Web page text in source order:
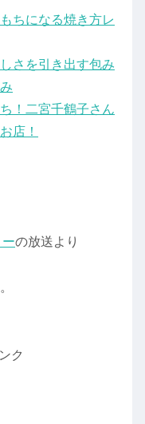
ちになる焼き方レ
さを引き出す包み
！二宮千鶴子さん
店！
の放送より
ク